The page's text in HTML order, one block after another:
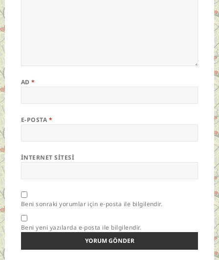
AD*
E-POSTA *
İNTERNET SITESI
Beni sonraki yorumlar için e-posta ile bilgilendir.
Beni yeni yazılarda e-posta ile bilgilendir.